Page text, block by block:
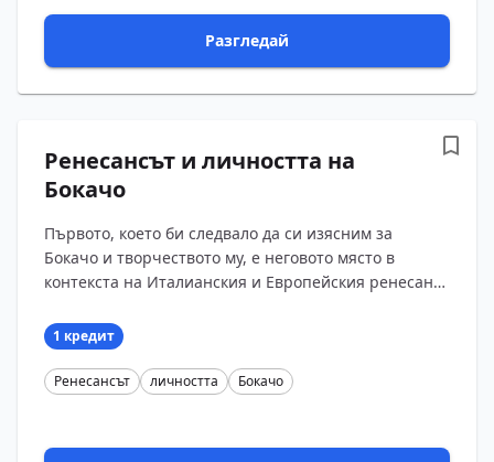
Разгледай
Ренесансът и личността на
Бокачо
Първото, което би следвало да си изясним за
Бокачо и творчеството му, е неговото място в
контекста на Италианския и Европейския ренесанс.
среднове?...
1 кредит
Ренесансът личността Бокачо